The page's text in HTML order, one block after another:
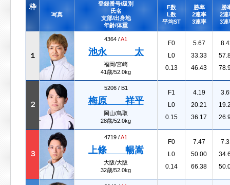
枠
写真
登録番号/級別
氏名
支部/出身地
年齢/体重
F数
L数
平均ST
勝率
2連率
3連率
勝
2連
3連
１
4364 /A1
池永 太
福岡/宮崎
41歳/52.0kg
F0
L0
0.13
5.67
33.33
46.43
２
5206 / B1
梅原 祥平
岡山/鳥取
28歳/52.0kg
F1
L0
0.15
4.19
20.21
36.17
３
4719 /A1
上條 暢嵩
大阪/大阪
32歳/52.0kg
F0
L0
0.14
7.47
50.00
66.38